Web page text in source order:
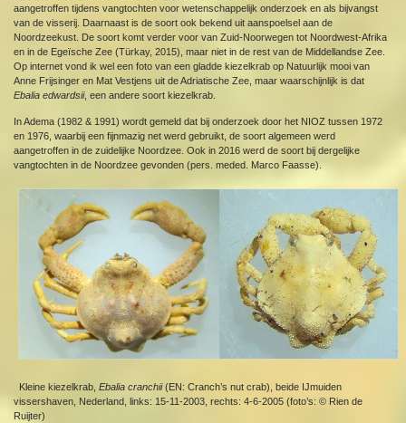
aangetroffen tijdens vangtochten voor wetenschappelijk onderzoek en als bijvangst
van de visserij. Daarnaast is de soort ook bekend uit aanspoelsel aan de
Noordzeekust. De soort komt verder voor van Zuid-Noorwegen tot Noordwest-Afrika
en in de Egeïsche Zee (Türkay, 2015), maar niet in de rest van de Middellandse Zee.
Op internet vond ik wel een foto van een gladde kiezelkrab op Natuurlijk mooi van
Anne Frijsinger en Mat Vestjens uit de Adriatische Zee, maar waarschijnlijk is dat
Ebalia edwardsii, een andere soort kiezelkrab.
In Adema (1982 & 1991) wordt gemeld dat bij onderzoek door het NIOZ tussen 1972
en 1976, waarbij een fijnmazig net werd gebruikt, de soort algemeen werd
aangetroffen in de zuidelijke Noordzee. Ook in 2016 werd de soort bij dergelijke
vangtochten in de Noordzee gevonden (pers. meded. Marco Faasse).
Kleine kiezelkrab,Ebalia cranchii(EN: Cranch’s nut crab), beide IJmuiden
vissershaven, Nederland, links: 15-11-2003, rechts: 4-6-2005 (foto’s: © Rien de
Ruijter)